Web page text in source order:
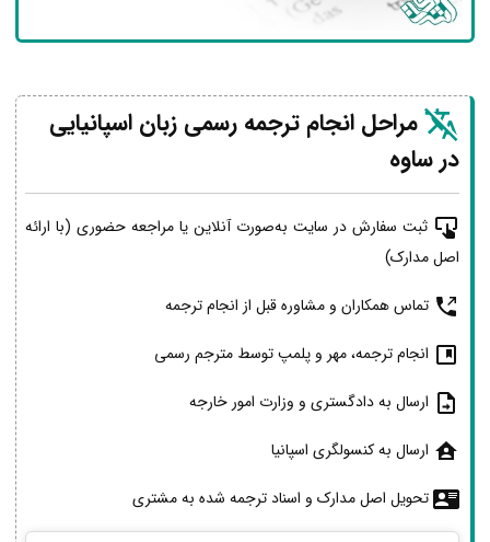
مراحل انجام ترجمه رسمی زبان اسپانیایی
در ساوه
ثبت سفارش در سایت به‌صورت آنلاین یا مراجعه حضوری (با ارائه
اصل مدارک)
تماس همکاران و مشاوره قبل از انجام ترجمه
انجام ترجمه، مهر و پلمپ توسط مترجم رسمی
ارسال به دادگستری و وزارت امور خارجه
ارسال به کنسولگری اسپانیا
تحویل اصل مدارک و اسناد ترجمه شده به مشتری